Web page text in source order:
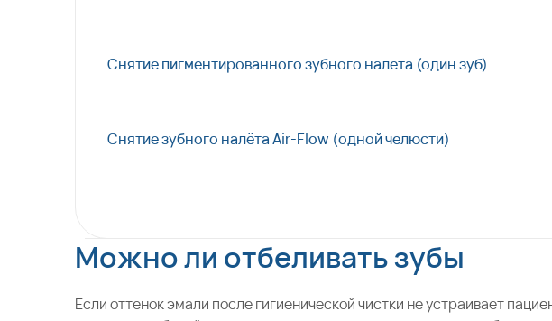
Снятие пигментированного зубного налета (один зуб)
Снятие зубного налёта Air-Flow (одной челюсти)
Можно ли отбеливать зубы
Если оттенок эмали после гигиенической чистки не устраивает